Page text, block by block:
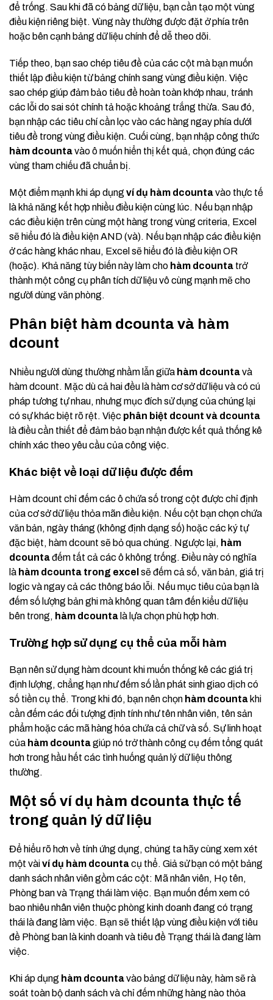
để trống. Sau khi đã có bảng dữ liệu, bạn cần tạo một vùng
điều kiện riêng biệt. Vùng này thường được đặt ở phía trên
hoặc bên cạnh bảng dữ liệu chính để dễ theo dõi.
Tiếp theo, bạn sao chép tiêu đề của các cột mà bạn muốn
thiết lập điều kiện từ bảng chính sang vùng điều kiện. Việc
sao chép giúp đảm bảo tiêu đề hoàn toàn khớp nhau, tránh
các lỗi do sai sót chính tả hoặc khoảng trắng thừa. Sau đó,
bạn nhập các tiêu chí cần lọc vào các hàng ngay phía dưới
tiêu đề trong vùng điều kiện. Cuối cùng, bạn nhập công thức
hàm dcountavào ô muốn hiển thị kết quả, chọn đúng các
vùng tham chiếu đã chuẩn bị.
Một điểm mạnh khi áp dụng ví dụ hàm dcountavào thực tế
là khả năng kết hợp nhiều điều kiện cùng lúc. Nếu bạn nhập
các điều kiện trên cùng một hàng trong vùng criteria, Excel
sẽ hiểu đó là điều kiện AND (và). Nếu bạn nhập các điều kiện
ở các hàng khác nhau, Excel sẽ hiểu đó là điều kiện OR
(hoặc). Khả năng tùy biến này làm cho hàm dcounta trở
thành một công cụ phân tích dữ liệu vô cùng mạnh mẽ cho
người dùng văn phòng.
Phân biệt hàm dcounta và hàm
dcount
Nhiều người dùng thường nhầm lẫn giữa hàm dcountavà
hàm dcount. Mặc dù cả hai đều là hàm cơ sở dữ liệu và có cú
pháp tương tự nhau, nhưng mục đích sử dụng của chúng lại
có sự khác biệt rõ rệt. Việc phân biệt dcount và dcounta
là điều cần thiết để đảm bảo bạn nhận được kết quả thống kê
chính xác theo yêu cầu của công việc.
Khác biệt về loại dữ liệu được đếm
Hàm dcount chỉ đếm các ô chứa số trong cột được chỉ định
của cơ sở dữ liệu thỏa mãn điều kiện. Nếu cột bạn chọn chứa
văn bản, ngày tháng (không định dạng số) hoặc các ký tự
đặc biệt, hàm dcount sẽ bỏ qua chúng. Ngược lại, hàm
dcountađếm tất cả các ô không trống. Điều này có nghĩa
là hàm dcounta trong excel sẽ đếm cả số, văn bản, giá trị
logic và ngay cả các thông báo lỗi. Nếu mục tiêu của bạn là
đếm số lượng bản ghi mà không quan tâm đến kiểu dữ liệu
bên trong, hàm dcounta là lựa chọn phù hợp hơn.
Trường hợp sử dụng cụ thể của mỗi hàm
Bạn nên sử dụng hàm dcount khi muốn thống kê các giá trị
định lượng, chẳng hạn như đếm số lần phát sinh giao dịch có
số tiền cụ thể. Trong khi đó, bạn nên chọn hàm dcounta khi
cần đếm các đối tượng định tính như tên nhân viên, tên sản
phẩm hoặc các mã hàng hóa chứa cả chữ và số. Sự linh hoạt
của hàm dcountagiúp nó trở thành công cụ đếm tổng quát
hơn trong hầu hết các tình huống quản lý dữ liệu thông
thường.
Một số ví dụ hàm dcounta thực tế
trong quản lý dữ liệu
Để hiểu rõ hơn về tính ứng dụng, chúng ta hãy cùng xem xét
một vàiví dụ hàm dcountacụ thể. Giả sử bạn có một bảng
danh sách nhân viên gồm các cột: Mã nhân viên, Họ tên,
Phòng ban và Trạng thái làm việc. Bạn muốn đếm xem có
bao nhiêu nhân viên thuộc phòng kinh doanh đang có trạng
thái là đang làm việc. Bạn sẽ thiết lập vùng điều kiện với tiêu
đề Phòng ban là kinh doanh và tiêu đề Trạng thái là đang làm
việc.
Khi áp dụng hàm dcountavào bảng dữ liệu này, hàm sẽ rà
soát toàn bộ danh sách và chỉ đếm những hàng nào thỏa